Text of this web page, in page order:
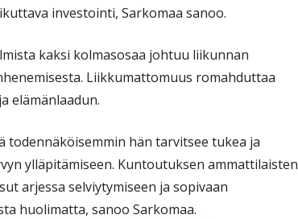
investointi, Sarkomaa sanoo.
kaksi kolmasosaa johtuu liikunnan
Liikkumattomuus romahduttaa
elämänlaadun.
todennäköisemmin hän tarvitsee tukea ja
ylläpitämiseen. Kuntoutuksen ammattilaisten
arjessa selviytymiseen ja sopivaan
huolimatta, sanoo Sarkomaa.